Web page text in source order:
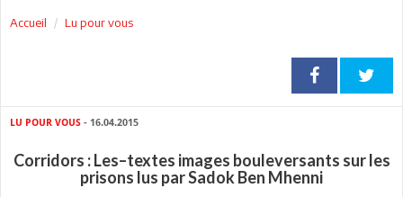
Accueil Lu pour vous
LU POUR VOUS - 16.04.2015
Corridors : Les–textes images bouleversants sur les
prisons lus par Sadok Ben Mhenni